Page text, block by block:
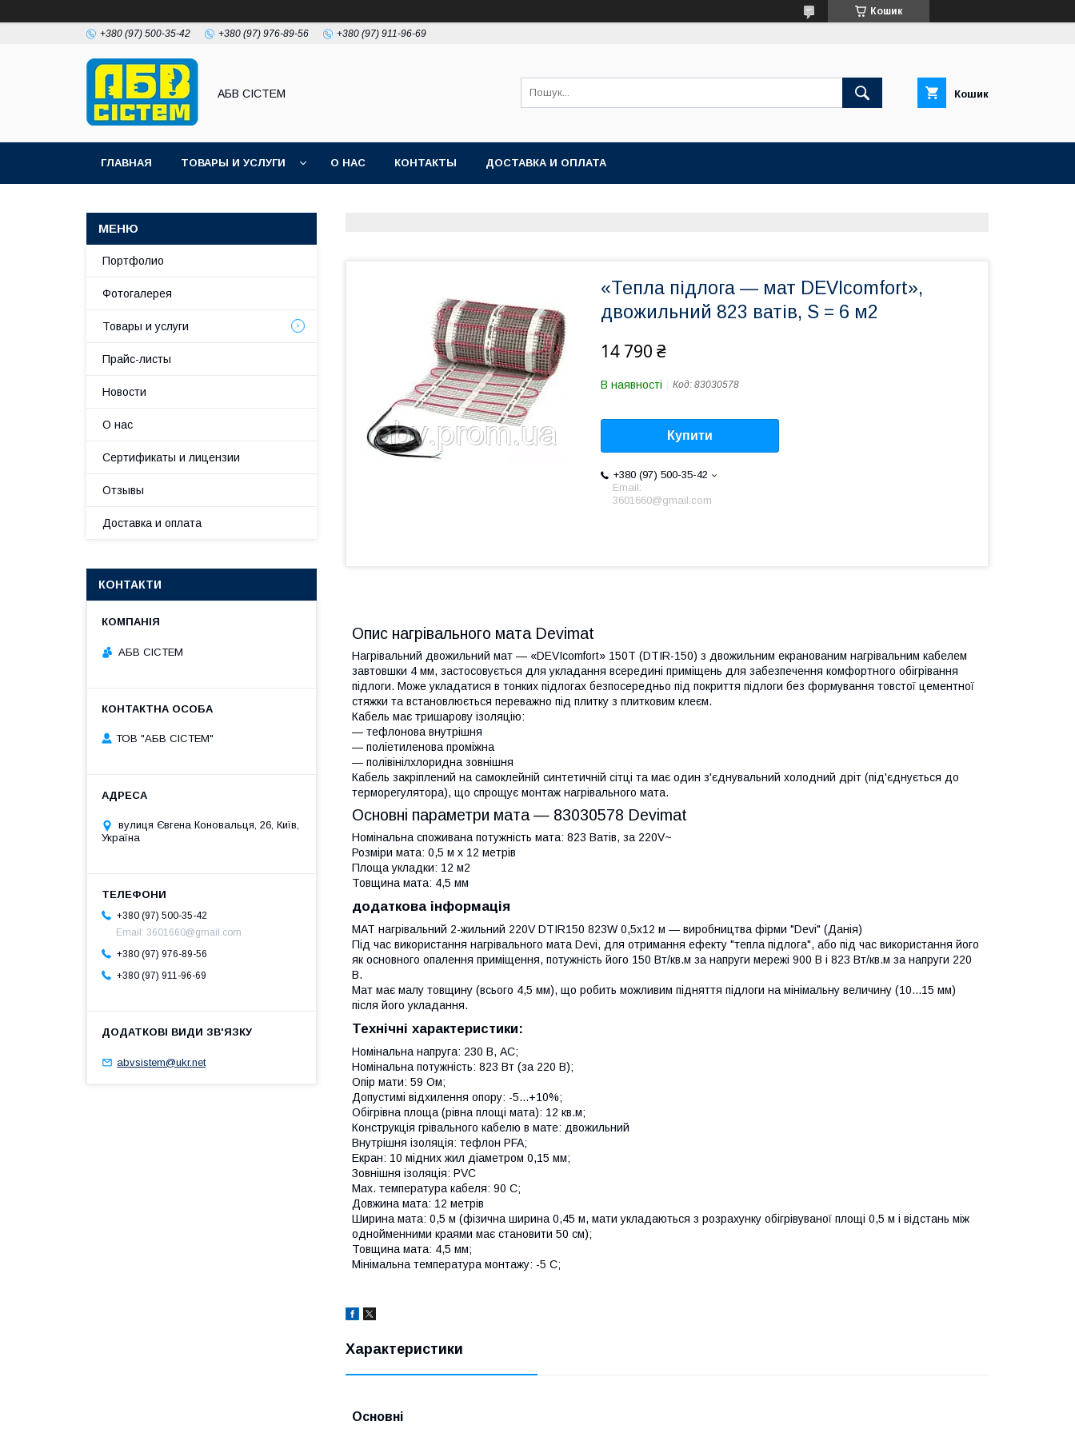
Кошик
+380 (97) 500-35-42 +380 (97) 976-89-56 +380 (97) 911-96-69
АБВ СІСТЕМ Кошик
ГЛАВНАЯ ТОВАРЫ И УСЛУГИ О НАС КОНТАКТЫ ДОСТАВКА И ОПЛАТА
«Тепла підлога — мат DEVIcomfort»,
двожильний 823 ватів, S = 6 м2
14 790 ₴
В наявності Код: 83030578
Купити
+380 (97) 500-35-42
Email:
3601660@gmail.com
Опис нагрівального мата Devimat
Нагрівальний двожильний мат — «DEVIcomfort» 150T (DTIR-150) з двожильним екранованим нагрівальним кабелем
завтовшки 4 мм, застосовується для укладання всередині приміщень для забезпечення комфортного обігрівання
підлоги. Може укладатися в тонких підлогах безпосередньо під покриття підлоги без формування товстої цементної
стяжки та встановлюється переважно під плитку з плитковим клеєм.
Кабель має тришарову ізоляцію:
— тефлонова внутрішня
— поліетиленова проміжна
— полівінілхлоридна зовнішня
Кабель закріплений на самоклейній синтетичній сітці та має один з'єднувальний холодний дріт (під'єднується до
терморегулятора), що спрощує монтаж нагрівального мата.
Основні параметри мата — 83030578 Devimat
Номінальна споживана потужність мата: 823 Ватів, за 220V~
Розміри мата: 0,5 м х 12 метрів
Площа укладки: 12 м2
Товщина мата: 4,5 мм
додаткова інформація
МАТ нагрівальний 2-жильний 220V DTIR150 823W 0,5х12 м — виробництва фірми "Devi" (Данія)
Під час використання нагрівального мата Devi, для отримання ефекту "тепла підлога", або під час використання його
як основного опалення приміщення, потужність його 150 Вт/кв.м за напруги мережі 900 В і 823 Вт/кв.м за напруги 220
В.
Мат має малу товщину (всього 4,5 мм), що робить можливим підняття підлоги на мінімальну величину (10...15 мм)
після його укладання.
Технічні характеристики:
Номінальна напруга: 230 В, АС;
Номінальна потужність: 823 Вт (за 220 В);
Опір мати: 59 Ом;
Допустимі відхилення опору: -5...+10%;
Обігрівна площа (рівна площі мата): 12 кв.м;
Конструкція грівального кабелю в мате: двожильний
Внутрішня ізоляція: тефлон PFA;
Екран: 10 мідних жил діаметром 0,15 мм;
Зовнішня ізоляція: PVC
Max. температура кабеля: 90 С;
Довжина мата: 12 метрів
Ширина мата: 0,5 м (фізична ширина 0,45 м, мати укладаються з розрахунку обігрівуваної площі 0,5 м і відстань між
однойменними краями має становити 50 см);
Товщина мата: 4,5 мм;
Мінімальна температура монтажу: -5 С;
Характеристики
Основні
Портфолио
Фотогалерея
Товары и услуги
Прайс-листы
Новости
О нас
Сертификаты и лицензии
Отзывы
Доставка и оплата
КОНТАКТИ
АБВ СІСТЕМ
ТОВ "АБВ СІСТЕМ"
вулиця Євгена Коновальця, 26, Київ,
Україна
+380 (97) 500-35-42
Email: 3601660@gmail.com
+380 (97) 976-89-56
+380 (97) 911-96-69
abvsistem@ukr.net